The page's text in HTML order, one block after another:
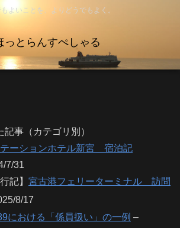
よいことを、よりどうでもよく。
っとらんすぺしゃる
事（カテゴリ別）
ーションホテル新宮 宿泊記
7/31
記】 宮古港フェリーターミナル 訪問
8/17
における「係員扱い」の一例 –